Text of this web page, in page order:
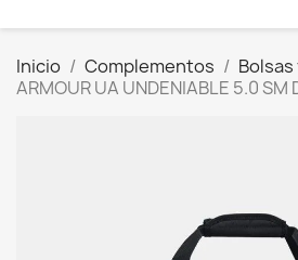
Inicio Complementos
ARMOUR UA UNDENIABLE 5.0 SM